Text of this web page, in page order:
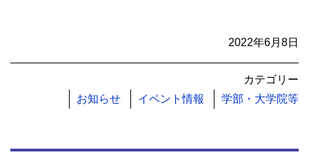
2022年6月8日
カテゴリー
お知らせ
イベント情報 学部・大学院等